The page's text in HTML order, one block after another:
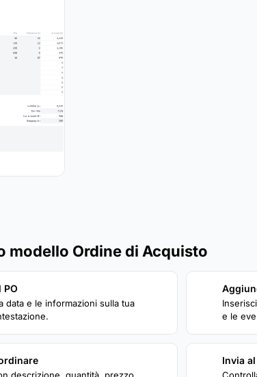
modello Ordine di Acquisto
data e le informazioni sulla tua
e le
descrizione, quantità, prezzo
Invia